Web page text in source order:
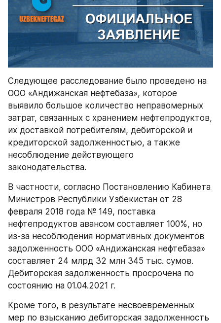
Следующее расследование было проведено на
ООО «Андижанская нефтебаза», которое
выявило большое количество неправомерных
затрат, связанных с хранением нефтепродуктов,
их доставкой потребителям, дебиторской и
кредиторской задолженностью, а также
несоблюдение действующего
законодательства.
В частности, согласно Постановлению Кабинета
Министров Республики Узбекистан от 28
февраля 2018 года № 149, поставка
нефтепродуктов авансом составляет 100%, но
из-за несоблюдения нормативных документов
задолженность ООО «Андижанская нефтебаза»
составляет 24 млрд 32 млн 345 тыс. сумов.
Дебиторская задолженность просрочена по
состоянию на 01.04.2021 г.
Кроме того, в результате несвоевременных
мер по взысканию дебиторская задолженность